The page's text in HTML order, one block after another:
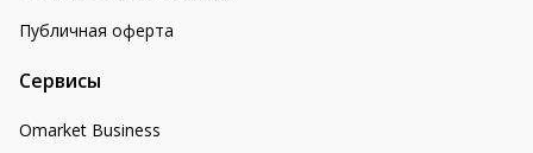
Публичная оферта
Сервисы
Omarket Business